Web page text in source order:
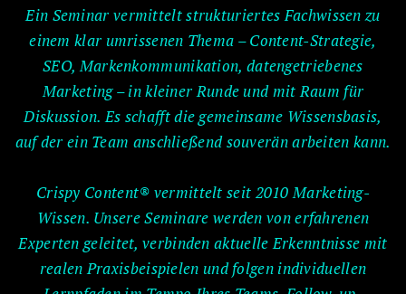
Ein Seminar vermittelt strukturiertes Fachwissen zu
einem klar umrissenen Thema – Content-Strategie,
SEO, Markenkommunikation, datengetriebenes
Marketing – in kleiner Runde und mit Raum für
Diskussion. Es schafft die gemeinsame Wissensbasis,
auf der ein Team anschließend souverän arbeiten kann.
Crispy Content® vermittelt seit 2010 Marketing-
Wissen. Unsere Seminare werden von erfahrenen
Experten geleitet, verbinden aktuelle Erkenntnisse mit
realen Praxisbeispielen und folgen individuellen